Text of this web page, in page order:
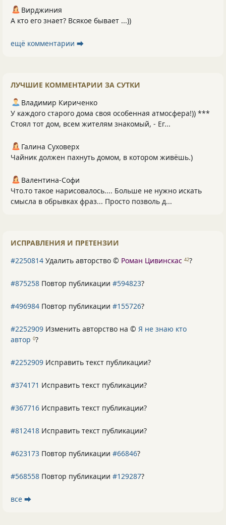
Вирджиния
А кто его знает? Всякое бывает ...))
ещё комментарии ⮕
ЛУЧШИЕ КОММЕНТАРИИ ЗА СУТКИ
Владимир Кириченко
У каждого старого дома своя особенная атмосфера!)) ***
Стоял тот дом, всем жителям знакомый, - Ег...
Галина Суховерх
Чайник должен пахнуть домом, в котором живёшь.)
Валентина-Софи
Что.то такое нарисовалось.... Больше не нужно искать
смысла в обрывках фраз... Просто позволь д...
ИСПРАВЛЕНИЯ И ПРЕТЕНЗИИ
#2250814 Удалить авторство © Роман Цивинскас 42?
#875258 Повтор публикации #594823?
#496984 Повтор публикации #155726?
#2252909 Изменить авторство на © Я не знаю кто
автор 0?
#2252909 Исправить текст публикации?
#374171 Исправить текст публикации?
#367716 Исправить текст публикации?
#812418 Исправить текст публикации?
#623173 Повтор публикации #66846?
#568558 Повтор публикации #129287?
все ⮕